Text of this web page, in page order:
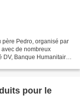
père Pedro, organisé par
de nombreux
Banque Humanitaire,
pour le